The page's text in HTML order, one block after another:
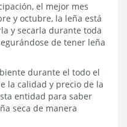
el mejor mes
y octubre, la leña está
y secarla durante toda
de tener leña
durante el todo el
la calidad y precio de la
entidad para saber
seca de manera